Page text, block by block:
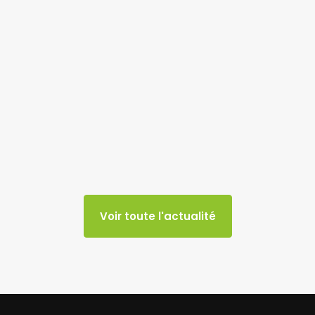
Voir toute l'actualité